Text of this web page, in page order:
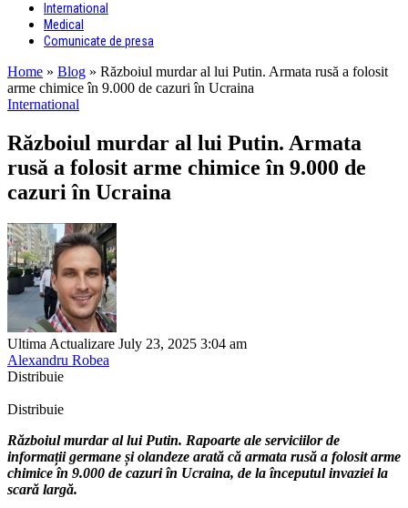
International
Medical
Comunicate de presa
Home » Blog » Războiul murdar al lui Putin. Armata rusă a folosit
arme chimice în 9.000 de cazuri în Ucraina
International
Războiul murdar al lui Putin. Armata
rusă a folosit arme chimice în 9.000 de
cazuri în Ucraina
Ultima Actualizare July 23, 2025 3:04 am
Alexandru Robea
Distribuie
Distribuie
Războiul murdar al lui Putin. Rapoarte ale serviciilor de
informații germane și olandeze arată că armata rusă a folosit arme
chimice în 9.000 de cazuri în Ucraina, de la începutul invaziei la
scară largă.